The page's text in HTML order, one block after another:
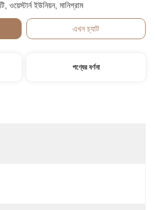
ওয়েস্টার্ন ইউনিয়ন, মানিগ্রাম
এখন চ্যাট
পণ্যের বর্ণনা